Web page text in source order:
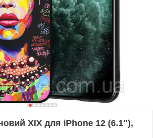
XIX для iPhone 12 (6.1"),